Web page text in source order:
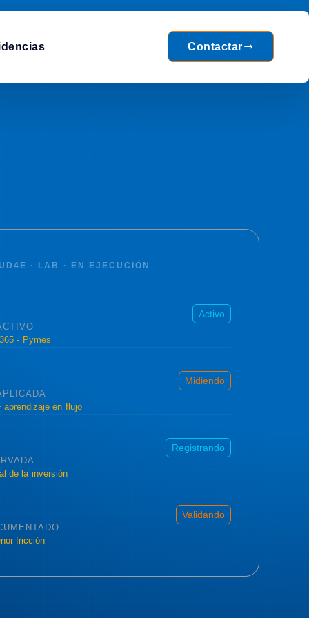
Contactar
· LAB · EN EJECUCIÓN
- Pymes
Activo
aprendizaje en flujo
Midiendo
de la inversión
Registrando
fricción
Validando